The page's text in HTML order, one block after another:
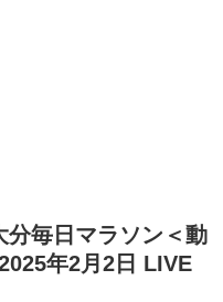
分毎日マラソン＜動
年2月2日 LIVE